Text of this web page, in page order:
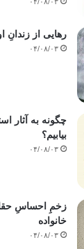
رهایی از زندانِ
۰۴/۰۸/۰۳
چگونه به آثار
بیابیم؟
۰۴/۰۸/۰۳
زخمِ احساسِ
خانواده
۰۴/۰۸/۰۳